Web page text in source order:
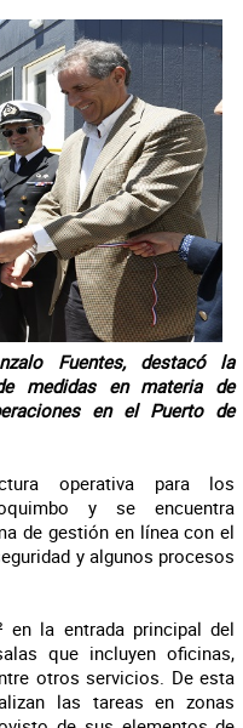
Fuentes, destacó la
medidas en materia de
en el Puerto de
operativa para los
y se encuentra
de gestión en línea con el
y algunos procesos
en la entrada principal del
que incluyen oficinas,
otros servicios. De esta
las tareas en zonas